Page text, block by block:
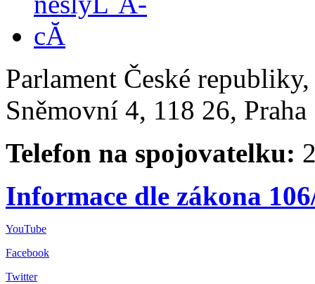
Parlament České
Sněmovní 4, 118 26,
Telefon na spojovatelku:
Informace dle zákona
YouTube
Facebook
Twitter